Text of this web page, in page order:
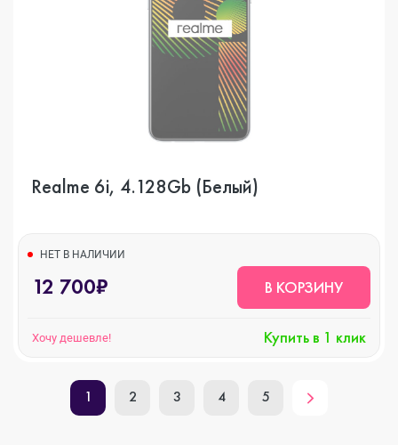
Realme 6i, 4.128Gb (Белый)
НЕТ В НАЛИЧИИ
12 700₽ В КОРЗИНУ
Хочу дешевле! Купить в 1 клик
1 2 3 4 5